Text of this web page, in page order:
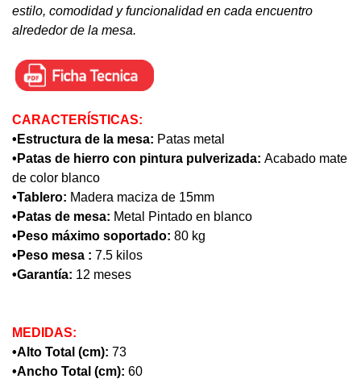
estilo, comodidad y funcionalidad en cada encuentro
alrededor de la mesa.
CARACTERÍSTICAS:
•Estructura de la mesa: Patas metal
•Patas de hierro con pintura pulverizada: Acabado mate
de color blanco
•Tablero: Madera maciza de 15mm
•Patas de mesa: Metal Pintado en blanco
•Peso máximo soportado: 80 kg
•Peso mesa : 7.5 kilos
•Garantía: 12 meses
MEDIDAS:
•Alto Total (cm): 73
•Ancho Total (cm): 60